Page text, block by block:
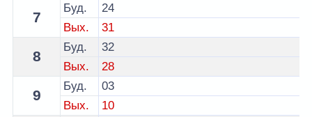
7
Буд.
24
Вых.
31
8
Буд.
32
Вых.
28
9
Буд.
03
Вых.
10